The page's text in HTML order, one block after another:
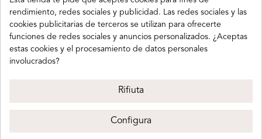
41010 (Triana) Sevilla
info@buganco.com
Buganco 2026
rendimiento, redes sociales y publicidad. Las redes sociales y las
cookies publicitarias de terceros se utilizan para ofrecerte
funciones de redes sociales y anuncios personalizados. ¿Aceptas
estas cookies y el procesamiento de datos personales
involucrados?
Rifiuta
Configura